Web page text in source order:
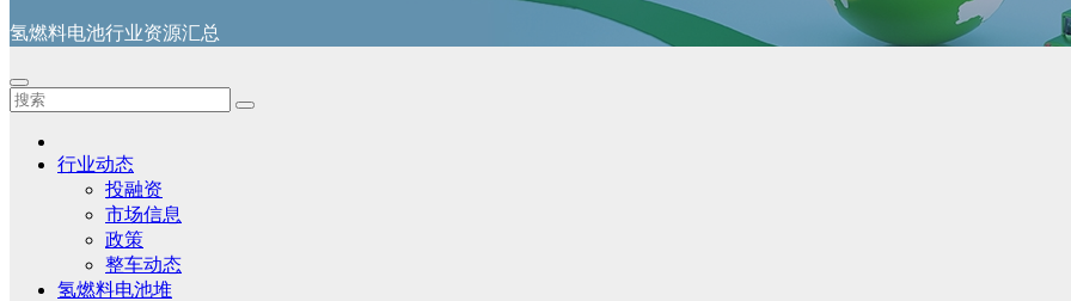
氢燃料电池行业资源汇总
行业动态
投融资
市场信息
政策
整车动态
氢燃料电池堆